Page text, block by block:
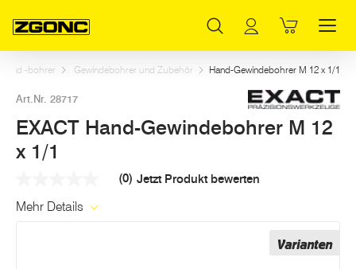
und -bohrer Gewindebohrer und Zubehör Hand-Gewindebohrer M 12 x 1/1
Art.Nr. 28717
EXACT Hand-Gewindebohrer M 12
x 1/1
Link
(0) Jetzt Produkt bewerten
Mehr Details
Varianten